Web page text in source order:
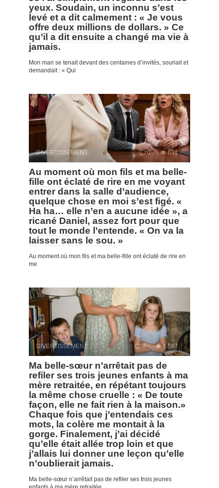
yeux. Soudain, un inconnu s’est
levé et a dit calmement : « Je vous
offre deux millions de dollars. » Ce
qu’il a dit ensuite a changé ma vie à
jamais.
Mon mari se tenait devant des centaines d’invités, souriait et
demandait : « Qui
DIVERTISSEMENT 0 631
Au moment où mon fils et ma belle-
fille ont éclaté de rire en me voyant
entrer dans la salle d’audience,
quelque chose en moi s’est figé. «
Ha ha… elle n’en a aucune idée », a
ricané Daniel, assez fort pour que
tout le monde l’entende. « On va la
laisser sans le sou. »
Au moment où mon fils et ma belle-fille ont éclaté de rire en
me
DIVERTISSEMENT 0 1 587
Ma belle-sœur n’arrêtait pas de
refiler ses trois jeunes enfants à ma
mère retraitée, en répétant toujours
la même chose cruelle : « De toute
façon, elle ne fait rien à la maison.»
Chaque fois que j’entendais ces
mots, la colère me montait à la
gorge. Finalement, j’ai décidé
qu’elle était allée trop loin et que
j’allais lui donner une leçon qu’elle
n’oublierait jamais.
Ma belle-sœur n’arrêtait pas de refiler ses trois jeunes